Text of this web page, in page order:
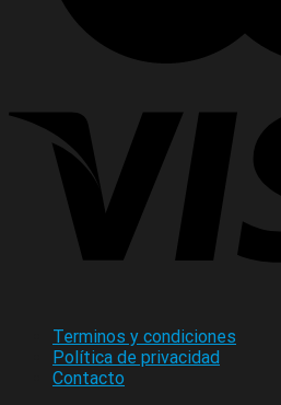
Terminos y condiciones
Política de privacidad
Contacto